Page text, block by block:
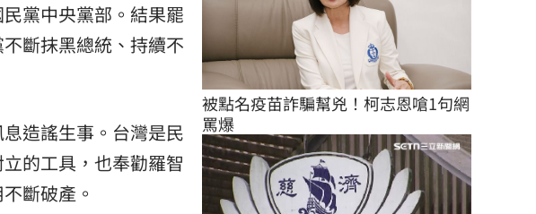
黨中央黨部。結果罷
斷抹黑總統、持續不
造謠生事。台灣是民
的工具，也奉勸羅智
斷破產。
被點名疫苗詐騙幫兇！柯志恩嗆1句網
罵爆